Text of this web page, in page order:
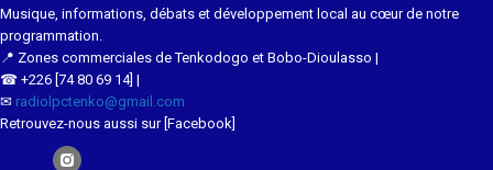
Musique, informations, débats et développement local au cœur de notre
programmation.
📍 Zones commerciales de Tenkodogo et Bobo-Dioulasso |
☎ +226 [74 80 69 14] |
✉ radiolpctenko@gmail.com
Retrouvez-nous aussi sur [Facebook]